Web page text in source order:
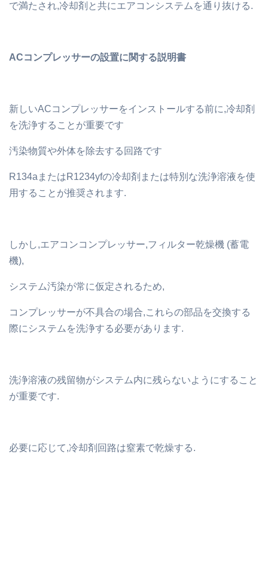
で満たされ,冷却剤と共にエアコンシステムを通り抜ける.
ACコンプレッサーの設置に関する説明書
新しいACコンプレッサーをインストールする前に,冷却剤
を洗浄することが重要です
汚染物質や外体を除去する回路です
R134aまたはR1234yfの冷却剤または特別な洗浄溶液を使
用することが推奨されます.
しかし,エアコンコンプレッサー,フィルター乾燥機 (蓄電
機),
システム汚染が常に仮定されるため,
コンプレッサーが不具合の場合,これらの部品を交換する
際にシステムを洗浄する必要があります.
洗浄溶液の残留物がシステム内に残らないようにすること
が重要です.
必要に応じて,冷却剤回路は窒素で乾燥する.